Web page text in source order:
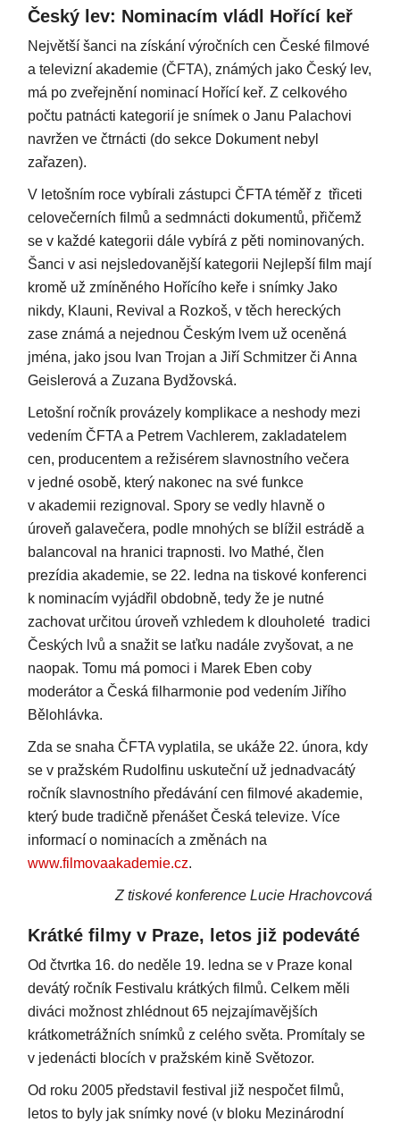
Český lev: Nominacím vládl Hořící keř
Největší šanci na získání výročních cen České filmové
a televizní akademie (ČFTA), známých jako Český lev,
má po zveřejnění nominací Hořící keř. Z celkového
počtu patnácti kategorií je snímek o Janu Palachovi
navržen ve čtrnácti (do sekce Dokument nebyl
zařazen).
V letošním roce vybírali zástupci ČFTA téměř z třiceti
celovečerních filmů a sedmnácti dokumentů, přičemž
se v každé kategorii dále vybírá z pěti nominovaných.
Šanci v asi nejsledovanější kategorii Nejlepší film mají
kromě už zmíněného Hořícího keře i snímky Jako
nikdy, Klauni, Revival a Rozkoš, v těch hereckých
zase známá a nejednou Českým lvem už oceněná
jména, jako jsou Ivan Trojan a Jiří Schmitzer či Anna
Geislerová a Zuzana Bydžovská.
Letošní ročník provázely komplikace a neshody mezi
vedením ČFTA a Petrem Vachlerem, zakladatelem
cen, producentem a režisérem slavnostního večera
v jedné osobě, který nakonec na své funkce
v akademii rezignoval. Spory se vedly hlavně o
úroveň galavečera, podle mnohých se blížil estrádě a
balancoval na hranici trapnosti. Ivo Mathé, člen
prezídia akademie, se 22. ledna na tiskové konferenci
k nominacím vyjádřil obdobně, tedy že je nutné
zachovat určitou úroveň vzhledem k dlouholeté tradici
Českých lvů a snažit se laťku nadále zvyšovat, a ne
naopak. Tomu má pomoci i Marek Eben coby
moderátor a Česká filharmonie pod vedením Jiřího
Bělohlávka.
Zda se snaha ČFTA vyplatila, se ukáže 22. února, kdy
se v pražském Rudolfinu uskuteční už jednadvacátý
ročník slavnostního předávání cen filmové akademie,
který bude tradičně přenášet Česká televize. Více
informací o nominacích a změnách na
www.filmovaakademie.cz.
Z tiskové konference Lucie Hrachovcová
Krátké filmy v Praze, letos již podeváté
Od čtvrtka 16. do neděle 19. ledna se v Praze konal
devátý ročník Festivalu krátkých filmů. Celkem měli
diváci možnost zhlédnout 65 nejzajímavějších
krátkometrážních snímků z celého světa. Promítaly se
v jedenácti blocích v pražském kině Světozor.
Od roku 2005 představil festival již nespočet filmů,
letos to byly jak snímky nové (v bloku Mezinárodní